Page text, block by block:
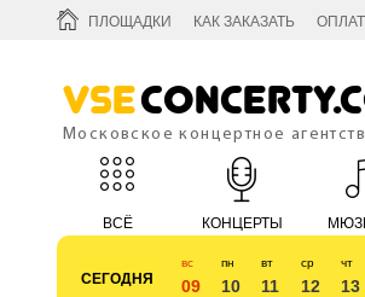
ПЛОЩАДКИ КАК ЗАКАЗАТЬ
Vse
Московское концертное
ВСЁ КОНЦЕРТЫ
СЕГОДНЯ
вс
09
пн
10
вт
11
ср
12
чт
13